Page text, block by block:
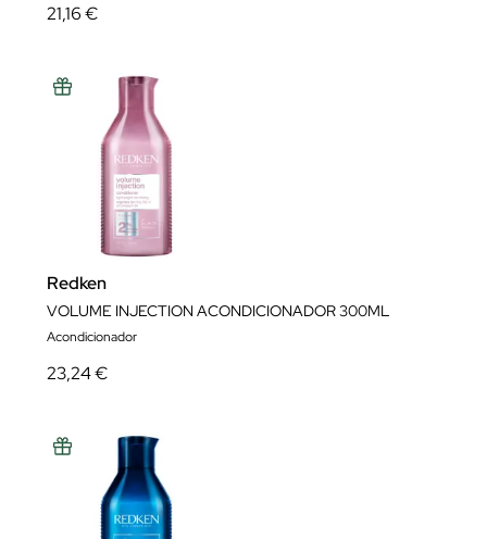
21,16 €
Redken
VOLUME INJECTION ACONDICIONADOR 300ML
Acondicionador
23,24 €